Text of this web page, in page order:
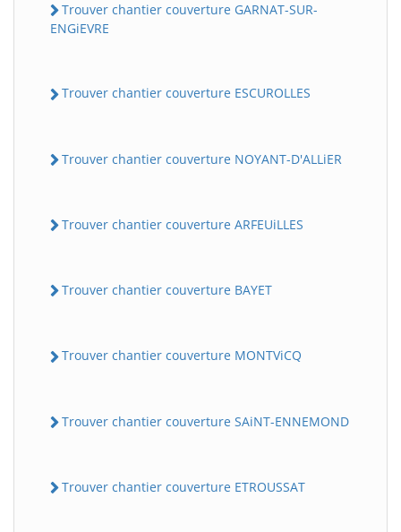
Trouver chantier couverture GARNAT-SUR-
ENGiEVRE
Trouver chantier couverture ESCUROLLES
Trouver chantier couverture NOYANT-D'ALLiER
Trouver chantier couverture ARFEUiLLES
Trouver chantier couverture BAYET
Trouver chantier couverture MONTViCQ
Trouver chantier couverture SAiNT-ENNEMOND
Trouver chantier couverture ETROUSSAT